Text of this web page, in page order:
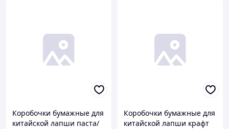
Коробочки бумажные для
китайской лапши паста/
Коробочки бумажные для
китайской лапши крафт